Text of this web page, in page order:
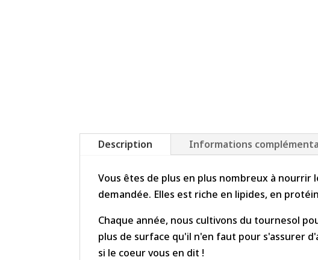
Description Informations
Vous êtes de plus en plus nombreux à nourrir
demandée. Elles est riche en lipides, en
Chaque année, nous cultivons du tournesol
plus de surface qu'il n'en faut pour s'assurer
si le coeur vous en dit !